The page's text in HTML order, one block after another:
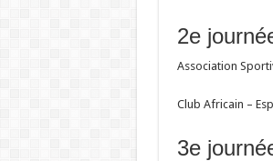
2e
Association
Club Africain –
3e